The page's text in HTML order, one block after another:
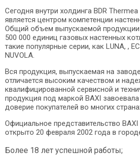
Сегодня внутри холдинга BDR
является центром компетенции
Общий объем выпускаемой продукции
500 000 единиц газовых настенных
такие популярные серии, как LUNA, ,
NUVOLA.
Вся продукция, выпускаемая на
отличается высоким качеством и
квалифицированной сервисной и
продукция под маркой BAXI
доверие покупателей во многих
Официальное представительство
открыто 20 февраля 2002 года в
Более 18 лет успешной работы;